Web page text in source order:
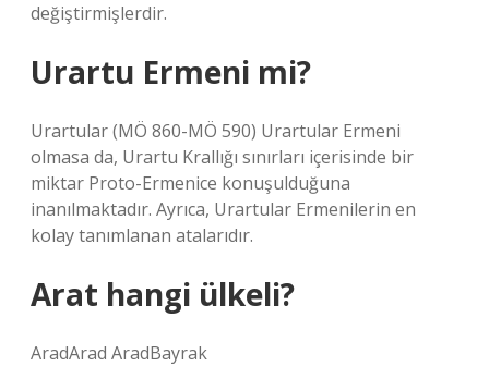
değiştirmişlerdir.
Urartu Ermeni mi?
Urartular (MÖ 860-MÖ 590) Urartular Ermeni
olmasa da, Urartu Krallığı sınırları içerisinde bir
miktar Proto-Ermenice konuşulduğuna
inanılmaktadır. Ayrıca, Urartular Ermenilerin en
kolay tanımlanan atalarıdır.
Arat hangi ülkeli?
AradArad AradBayrak